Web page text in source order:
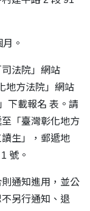
。
法院」網站
地方法院」網站
下載報名 表。請
「臺灣彰化地方
生」，郵遞地
號。
通知進用，並公
另行通知、退